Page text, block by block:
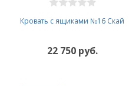
Кровать с ящиками №16 Скай
22 750 руб.